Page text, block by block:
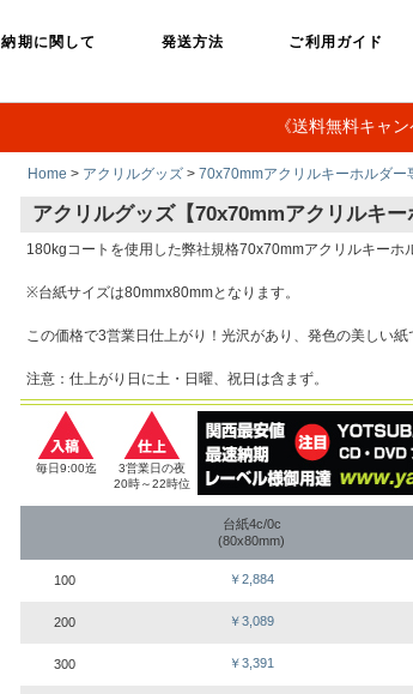
納期に関して 発送方法 ご利用ガイド
《送料無料キャ
Home > アクリルグッズ > 70x70mmアクリルキーホルダー
アクリルグッズ【70x70mmアクリルキー
180kgコートを使用した弊社規格70x70mmアクリルキーホ
※台紙サイズは80mmx80mmとなります。
この価格で3営業日仕上がり！光沢があり、発色の美しい
注意：仕上がり日に土・日曜、祝日は含まず。
毎日9:00迄
3営業日の夜
20時～22時位
台紙4c/0c
(80x80mm)
100
200
300
￥2,884
￥3,089
￥3,391